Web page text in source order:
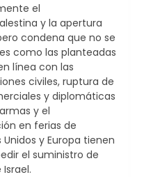
el
y la apertura
condena que no se
como las planteadas
línea con las
civiles, ruptura de
y diplomáticas
y el
en ferias de
y Europa tienen
el suministro de